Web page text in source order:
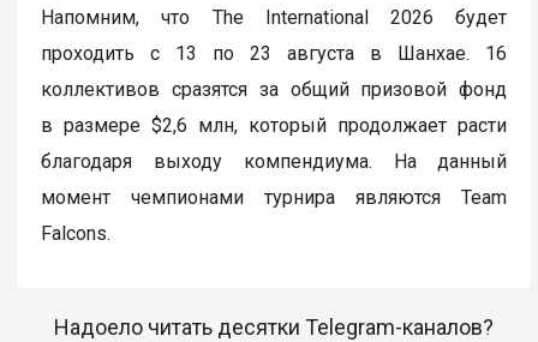
Напомним, что The International 2026 будет
проходить с 13 по 23 августа в Шанхае. 16
коллективов сразятся за общий призовой фонд
в размере $2,6 млн, который продолжает расти
благодаря выходу компендиума. На данный
момент чемпионами турнира являются Team
Falcons.
Надоело читать десятки Telegram-каналов?